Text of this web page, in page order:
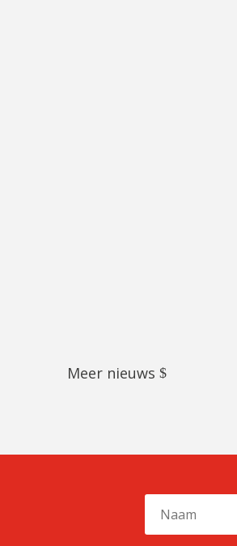
Meer nieuws